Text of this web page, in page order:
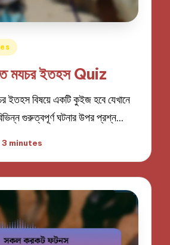
মযচর ইতহস Quiz
ইতহস বিষয়ে একটি কুইজ হবে যেখানে
গুরুত্বপূর্ণ ঘটনার উপর প্রশ্ন…
3 minutes